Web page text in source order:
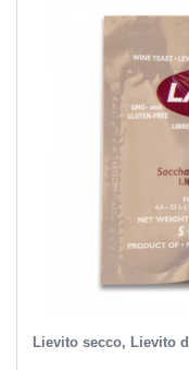
Lievito secco, Lievito